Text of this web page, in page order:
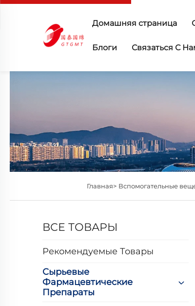
Домашняя страница
Блоги Связаться С
Главная> Вспомогательные
ВСЕ ТОВАРЫ
Рекомендуемые Товары
Сырьевые
Фармацевтические
Препараты